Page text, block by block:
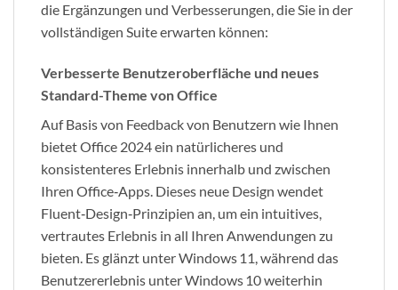
die Ergänzungen und Verbesserungen, die Sie in der
vollständigen Suite erwarten können:
Verbesserte Benutzeroberfläche und neues
Standard-Theme von Office
Auf Basis von Feedback von Benutzern wie Ihnen
bietet Office 2024 ein natürlicheres und
konsistenteres Erlebnis innerhalb und zwischen
Ihren Office‑Apps. Dieses neue Design wendet
Fluent‑Design‑Prinzipien an, um ein intuitives,
vertrautes Erlebnis in all Ihren Anwendungen zu
bieten. Es glänzt unter Windows 11, während das
Benutzererlebnis unter Windows 10 weiterhin